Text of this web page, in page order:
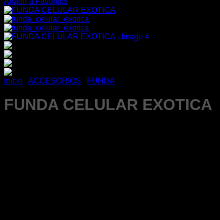
Inicio ACCESORIOS FUNDA
FUNDA CELULAR EXOTICA